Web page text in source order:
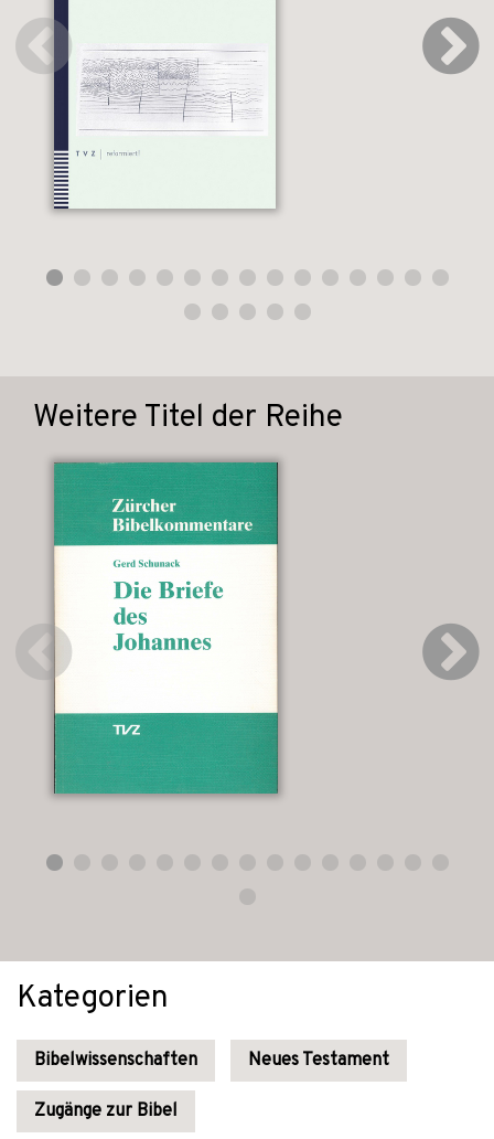
Weitere Titel der Reihe
Kategorien
Bibelwissenschaften Neues Testament
Zugänge zur Bibel